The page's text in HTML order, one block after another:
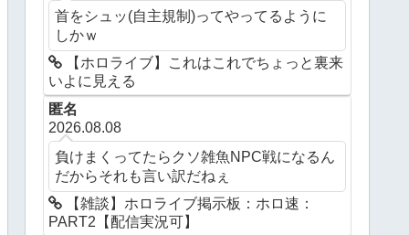
首をシュッ(自主規制)ってやってるように
しかｗ
【ホロライブ】これはこれでちょっと裏来
いよに見える
匿名
2026.08.08
負けまくってたらクソ雑魚NPC戦になるん
だからそれも言い訳だねぇ
【雑談】ホロライブ掲示板：ホロ速：
PART2【配信実況可】